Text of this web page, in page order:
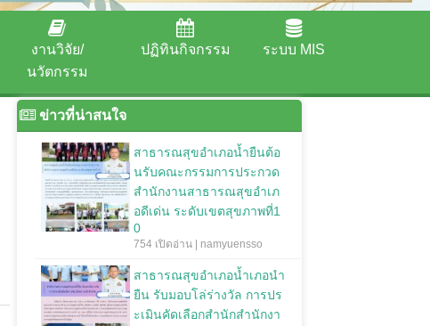
งานวิจัย/
นวัตกรรม
ปฏิทินกิจกรรม ระบบ MIS
ข่าวที่น่าสนใจ
สาธารณสุขอำเภอน้ำยืนต้อ
นรับคณะกรรมการประกวด
สำนักงานสาธารณสุขอำเภ
อดีเด่น ระดับเขตสุขภาพที่1
0
754 เปิดอ่าน | namyuensso
สาธารณสุขอำเภอน้ำเภอนำ
ยืน รับมอบโล่ร่างวัล การปร
ะเมินคัดเลือกสำนักสำนักงา